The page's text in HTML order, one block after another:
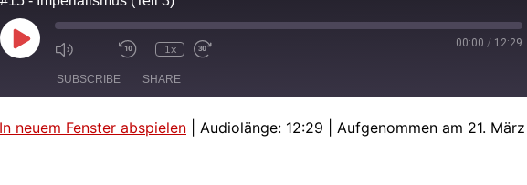
Play
Episode
Mute/Unmute
Episode
Rewind
10
Seconds
1x
seconds
00:00 / 12:29
SUBSCRIBE SHARE
Podcast.de RSS
In neuem Fenster abspielen Audiolänge: 12:29
Aufgenommen am 21. März